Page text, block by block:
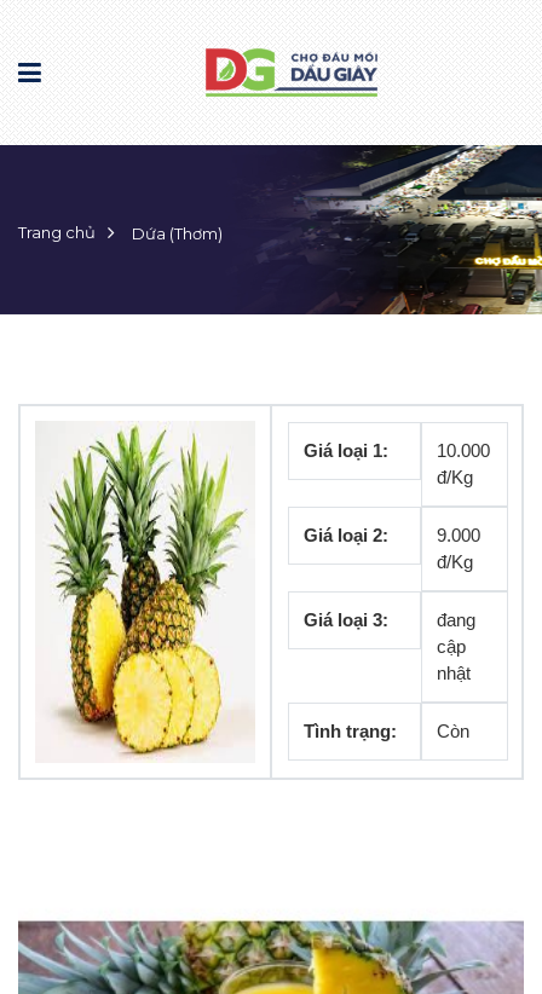
Trang chủ Dứa (Thơm)
Giá loại 1:
10.000
đ/Kg
Giá loại 2:
9.000
đ/Kg
Giá loại 3:
đang
cập
nhật
Tình trạng: Còn